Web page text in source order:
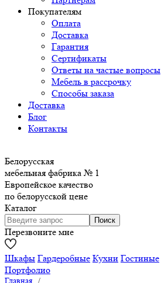
Покупателям
Оплата
Доставка
Гарантия
Сертификаты
Ответы на частые вопросы
Мебель в рассрочку
Способы заказа
Доставка
Блог
Контакты
Белорусская
мебельная фабрика № 1
Европейское качество
по белорусской цене
Каталог
Перезвоните мне
Шкафы Гардеробные Кухни Гостиные
Портфолио
Главная /